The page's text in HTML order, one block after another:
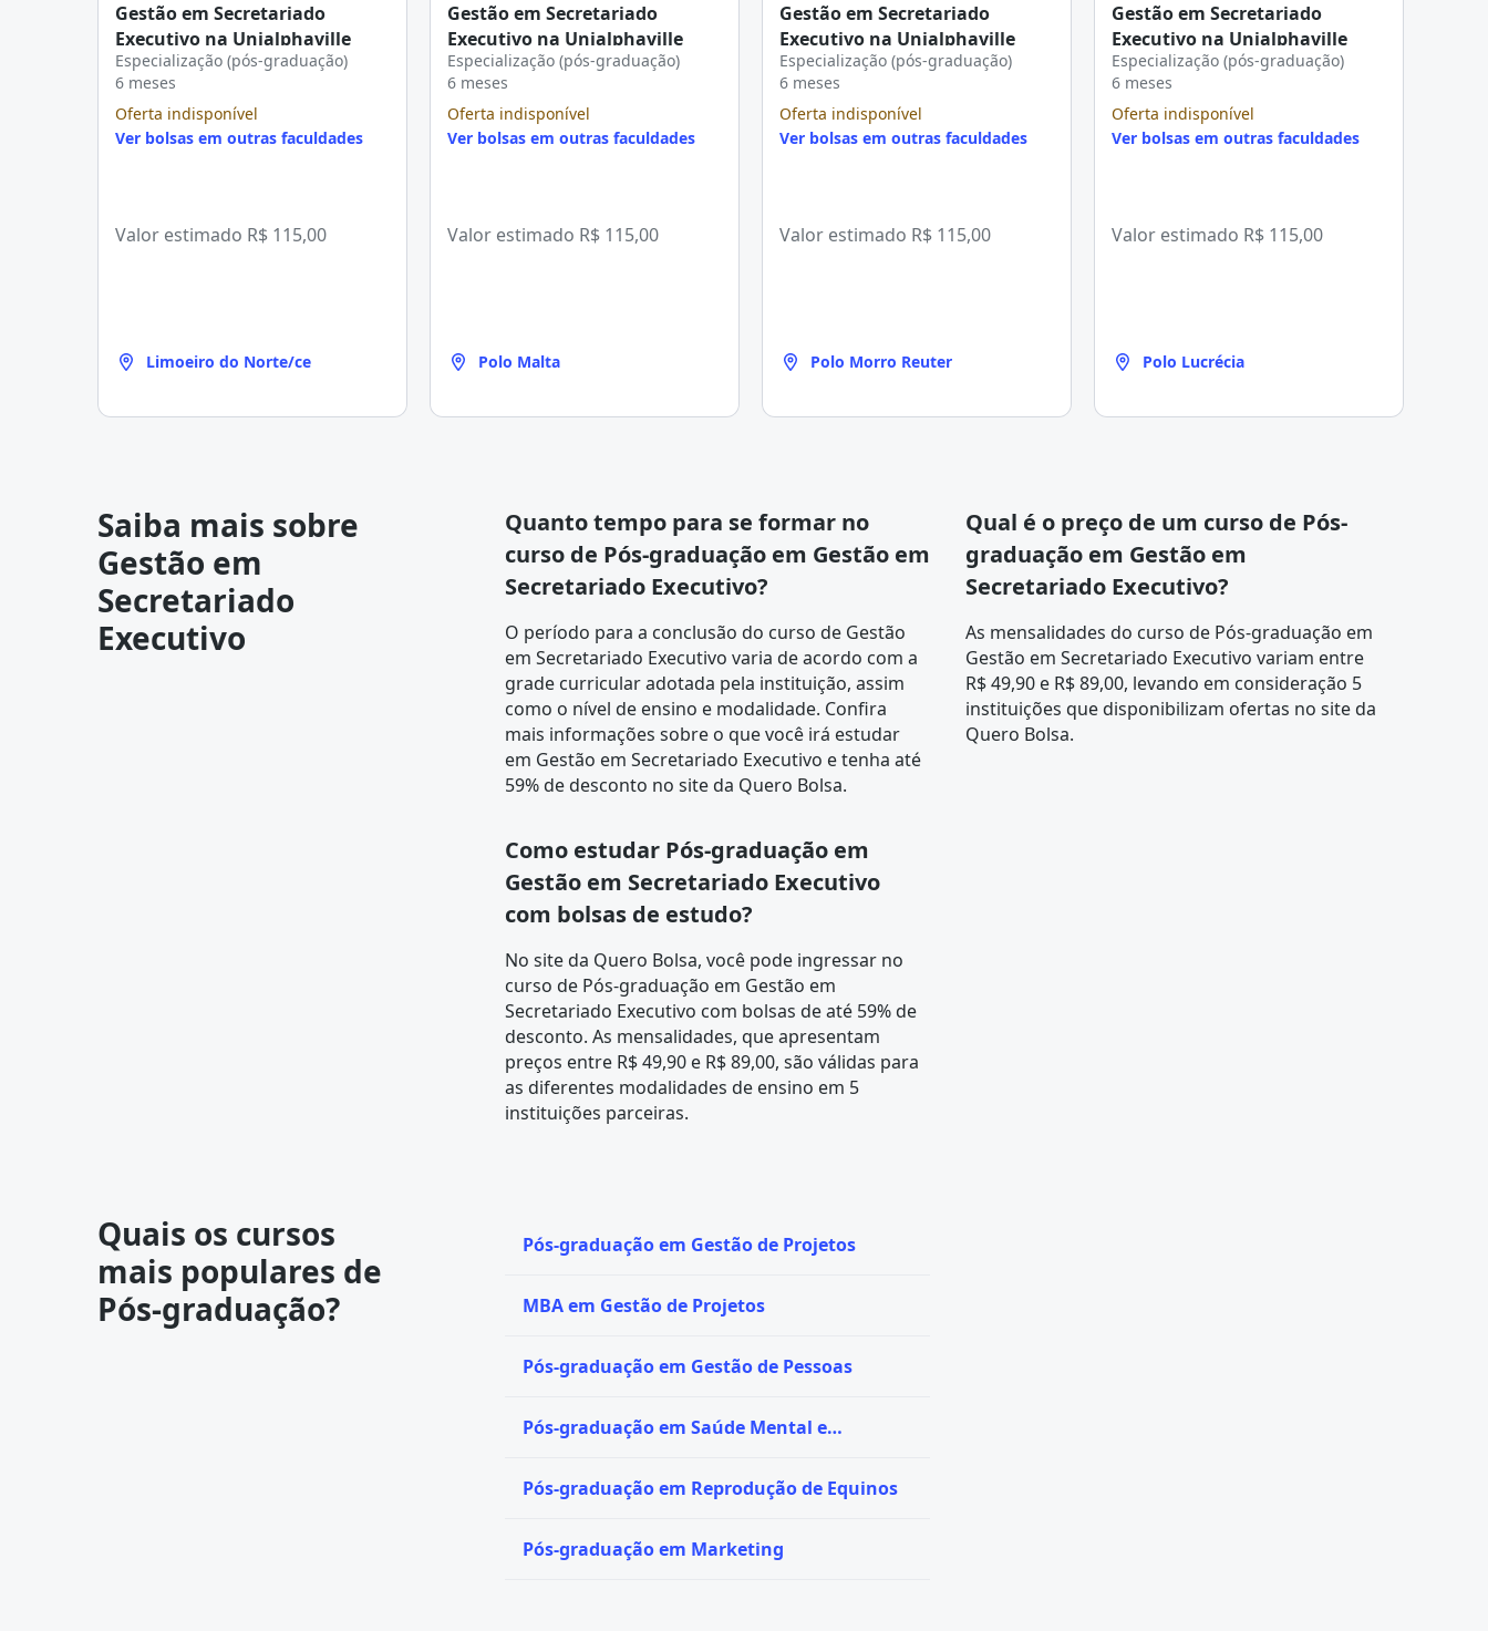
Gestão em Secretariado
Executivo na Unialphaville
Especialização (pós-graduação)
6 meses
Oferta indisponível
Ver bolsas em outras faculdades
Valor estimado R$ 115,00
Limoeiro do Norte/ce
Gestão em Secretariado
Executivo na Unialphaville
Especialização (pós-graduação)
6 meses
Oferta indisponível
Ver bolsas em outras faculdades
Valor estimado R$ 115,00
Polo Malta
Gestão em Secretariado
Executivo na Unialphaville
Especialização (pós-graduação)
6 meses
Oferta indisponível
Ver bolsas em outras faculdades
Valor estimado R$ 115,00
Polo Morro Reuter
Gestão em Secretariado
Executivo na Unialphaville
Especialização (pós-graduação)
6 meses
Oferta indisponível
Ver bolsas em outras faculdades
Valor estimado R$ 115,00
Polo Lucrécia
Saiba mais sobre
Gestão em
Secretariado
Executivo
Quanto tempo para se formar no
curso de Pós-graduação em Gestão em
Secretariado Executivo?
O período para a conclusão do curso de Gestão
em Secretariado Executivo varia de acordo com a
grade curricularadotada pela instituição, assim
como o nível de ensino e modalidade. Confira
mais informações sobre o que você irá estudar
em Gestão em Secretariado Executivo e tenha até
59% de desconto no site da Quero Bolsa.
Qual é o preço de um curso de Pós-
graduação em Gestão em
Secretariado Executivo?
As mensalidades do curso de Pós-graduação em
Gestão em Secretariado Executivo variam entre
R$ 49,90 e R$ 89,00, levando em consideração 5
instituições que disponibilizam ofertas no site da
Quero Bolsa.
Como estudar Pós-graduação em
Gestão em Secretariado Executivo
com bolsas de estudo?
No site da Quero Bolsa, você pode ingressar no
curso de Pós-graduação em Gestão em
Secretariado Executivo com bolsas de até 59% de
desconto. As mensalidades, que apresentam
preços entre R$ 49,90 e R$ 89,00, são válidas para
as diferentes modalidades de ensino em 5
instituições parceiras.
Quais os cursos
mais populares de
Pós-graduação?
Pós-graduação em Gestão de Projetos
MBA em Gestão de Projetos
Pós-graduação em Gestão de Pessoas
Pós-graduação em Saúde Mental e
Pós-graduação em Reprodução de Equinos
Pós-graduação em Marketing